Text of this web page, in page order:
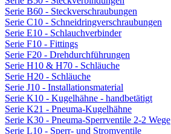
Serie B60 - Steckverschraubungen
Serie C10 - Schneidringverschraubungen
Serie E10 - Schlauchverbinder
Serie F10 - Fittings
Serie F20 - Drehdurchführungen
Serie H10 & H70 - Schläuche
Serie H20 - Schläuche
Serie J10 - Installationsmaterial
Serie K10 - Kugelhähne - handbetätigt
Serie K21 - Pneuma-Kugelhähne
Serie K30 - Pneuma-Sperrventile 2-2 Wege
Serie L10 - Sperr- und Stromventile